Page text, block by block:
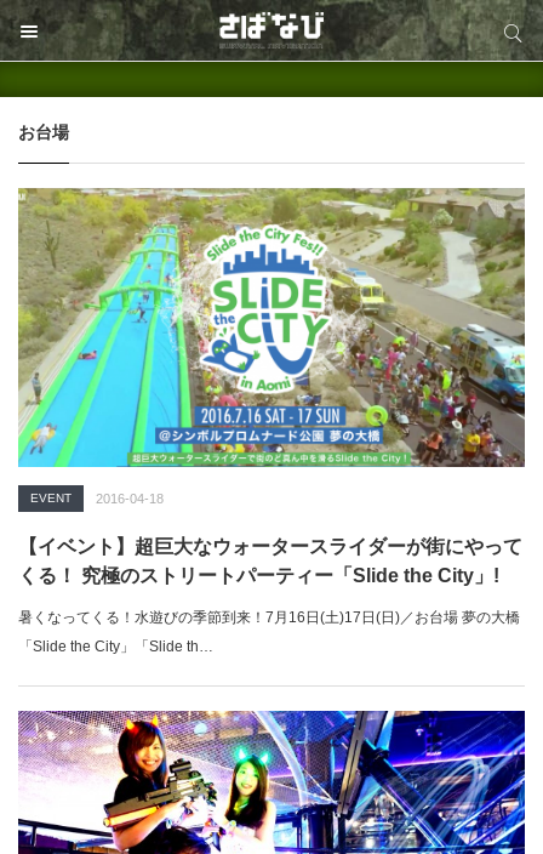
サイト内検索
お台場
EVENT 2016-04-18
【イベント】超巨大なウォータースライダーが街にやって
くる！ 究極のストリートパーティー「Slide the City」!
暑くなってくる！水遊びの季節到来！7月16日(土)17日(日)／お台場 夢の大橋
「Slide the City」「Slide th…
サイト内検索